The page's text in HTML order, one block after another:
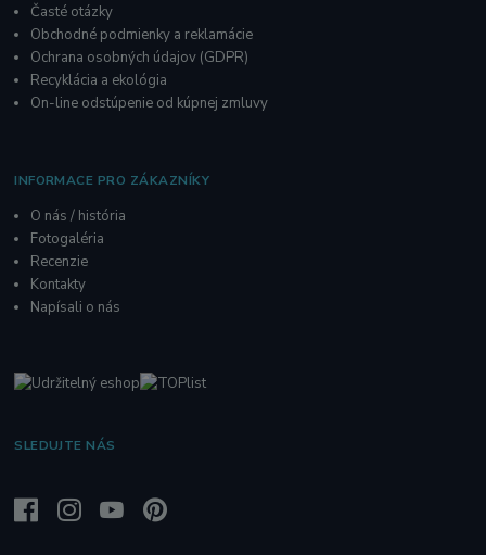
Časté otázky
Obchodné podmienky a reklamácie
Ochrana osobných údajov (GDPR)
Recyklácia a ekológia
On-line odstúpenie od kúpnej zmluvy
INFORMACE PRO ZÁKAZNÍKY
O nás / história
Fotogaléria
Recenzie
Kontakty
Napísali o nás
SLEDUJTE NÁS